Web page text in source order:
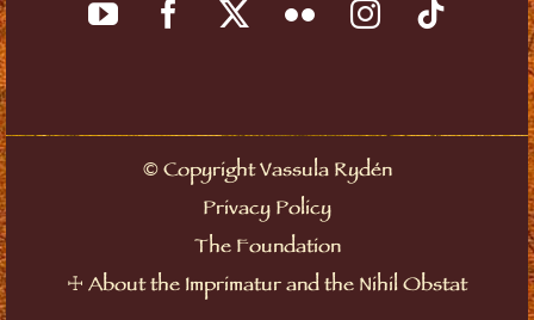
©Copyright Vassula Rydén
Privacy Policy
The Foundation
☩ About the Imprimatur and the Nihil Obstat